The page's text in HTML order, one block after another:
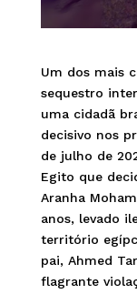
Um dos mais
sequestro
uma cidadã
decisivo nos
de julho de
Egito que
Aranha
anos, levado
território
pai, Ahmed
flagrante